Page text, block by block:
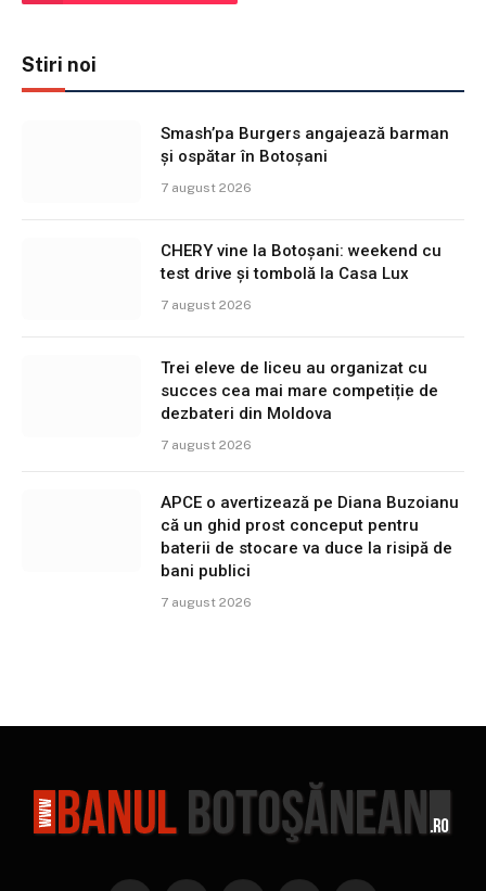
Stiri noi
Smash’pa Burgers angajează barman
și ospătar în Botoșani
7 august 2026
CHERY vine la Botoșani: weekend cu
test drive și tombolă la Casa Lux
7 august 2026
Trei eleve de liceu au organizat cu
succes cea mai mare competiție de
dezbateri din Moldova
7 august 2026
APCE o avertizează pe Diana Buzoianu
că un ghid prost conceput pentru
baterii de stocare va duce la risipă de
bani publici
7 august 2026